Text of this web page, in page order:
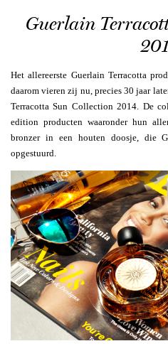
Guerlain
Het allereerste Guerlain Terracotta
daarom vieren zij nu, precies 30 jaar
Terracotta Sun Collection 2014. De
edition producten waaronder hun
bronzer in een houten doosje, die
opgestuurd.